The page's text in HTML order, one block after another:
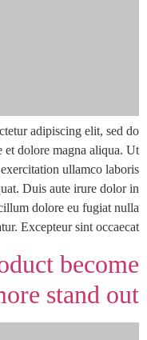
adipiscing elit, sed do
dolore magna aliqua. Ut
ullamco laboris
Duis aute irure dolor in
dolore eu fugiat nulla
Excepteur sint occaecat […]
become
stand out